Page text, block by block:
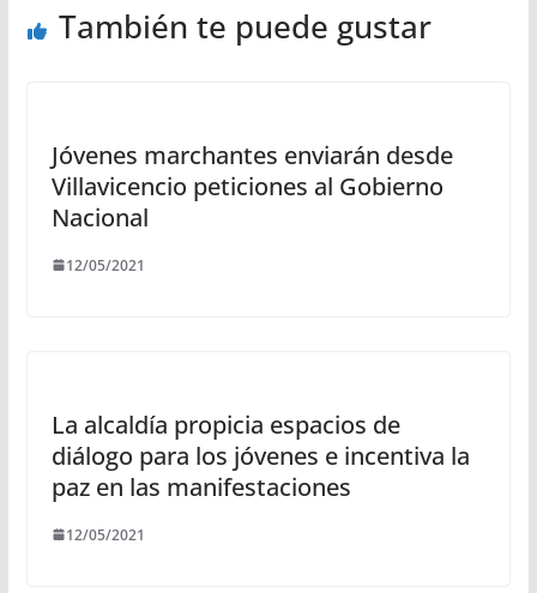
También te puede gustar
Jóvenes marchantes enviarán desde
Villavicencio peticiones al Gobierno
Nacional
12/05/2021
La alcaldía propicia espacios de
diálogo para los jóvenes e incentiva la
paz en las manifestaciones
12/05/2021